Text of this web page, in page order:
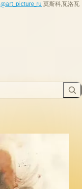
@art_picture_ru 莫斯科,瓦洛瓦